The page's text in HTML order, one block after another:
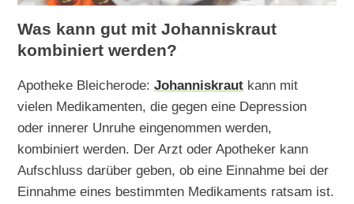
Was kann gut mit Johanniskraut
kombiniert werden?
Apotheke Bleicherode:Johanniskraut kann mit
vielen Medikamenten, die gegen eine Depression
oder innerer Unruhe eingenommen werden,
kombiniert werden. Der Arzt oder Apotheker kann
Aufschluss darüber geben, ob eine Einnahme bei der
Einnahme eines bestimmten Medikaments ratsam ist.